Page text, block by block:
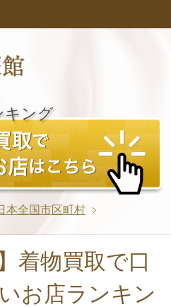
キング
本全国市区町村
着物買取で口
お店ランキン